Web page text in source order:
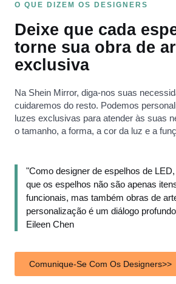
O QUE DIZEM OS DESIGNERS
Deixe que cada
torne sua obra de
exclusiva
Na Shein Mirror, diga-nos suas
cuidaremos do resto. Podemos
luzes exclusivas para atender às suas
o tamanho, a forma, a cor da luz e a
"Como designer de espelhos de
que os espelhos não são apenas
funcionais, mas também obras de
personalização é um diálogo
Eileen Chen
Comunique-Se Com Os Designers>>